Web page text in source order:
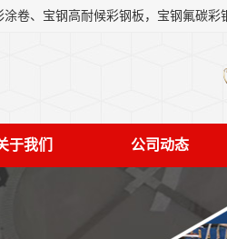
于我们 公司动态